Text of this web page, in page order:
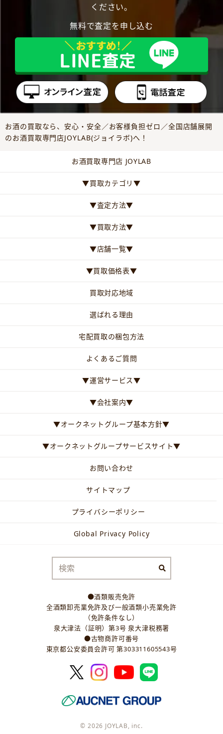
ください。
無料で査定を申し込む
お酒の買取なら、安心・安全／お客様負担ゼロ／全国店舗展開
のお酒買取専門店JOYLAB(ジョイラボ)へ！
お酒買取専門店 JOYLAB
▼買取カテゴリ▼
▼査定方法▼
▼買取方法▼
▼店舗一覧▼
▼買取価格表▼
買取対応地域
選ばれる理由
宅配買取の梱包方法
よくあるご質問
▼運営サービス▼
▼会社案内▼
▼オークネットグループ基本方針▼
▼オークネットグループサービスサイト▼
お問い合わせ
サイトマップ
プライバシーポリシー
Global Privacy Policy
●酒類販売免許
全酒類卸売業免許及び一般酒類小売業免許
（免許条件なし）
泉大津法（証明）第3号 泉大津税務署
●古物商許可番号
東京都公安委員会許可 第303311605543号
© 2026 JOYLAB, inc.